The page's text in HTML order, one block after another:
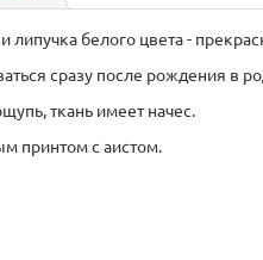
липучка белого цвета -
сразу после рождения в
ткань имеет начес.
принтом с аистом.